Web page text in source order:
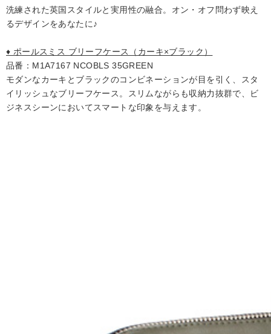
洗練された英国スタイルと実用性の融合。オン・オフ問わず映え
るデザインをあなたに♪
♦ ポールスミス ブリーフケース（カーキ×ブラック）
品番：M1A7167 NCOBLS 35GREEN
モダンなカーキとブラックのコンビネーションが目を引く、スタ
イリッシュなブリーフケース。スリムながらも収納力抜群で、ビ
ジネスシーンにおいてスマートな印象を与えます。